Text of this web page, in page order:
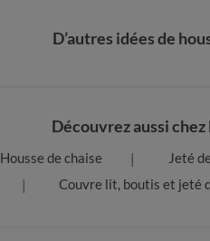
D’autres idées de
Découvrez aussi
Housse de chaise Jeté
Couvre lit, boutis et jeté